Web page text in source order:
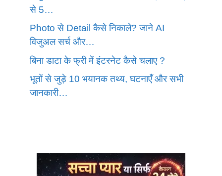
से 5…
Photo से Detail कैसे निकाले? जाने AI
विजुअल सर्च और…
बिना डाटा के फ्री में इंटरनेट कैसे चलाए ?
भूतों से जुड़े 10 भयानक तथ्य, घटनाएँ और सभी
जानकारी…